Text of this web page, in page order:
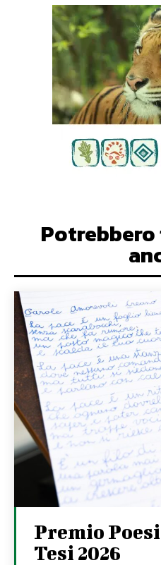
Premio
Tesi 2026